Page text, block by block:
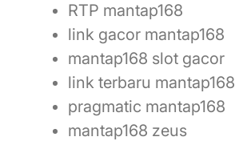
RTP mantap168
link gacor mantap168
mantap168 slot gacor
link terbaru mantap168
pragmatic mantap168
mantap168 zeus